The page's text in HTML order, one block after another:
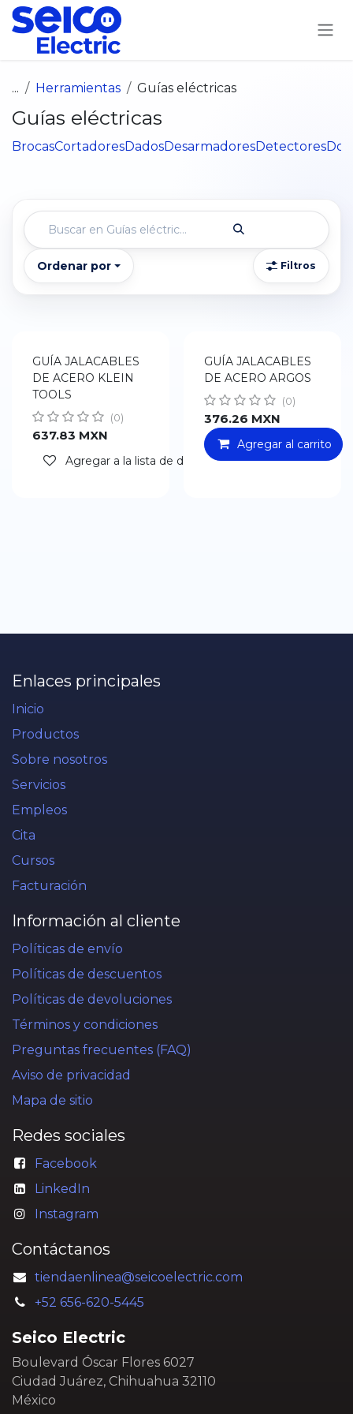
Ir al contenido
... Herramientas Guías eléctricas
Guías eléctricas
BrocasCortadoresDadosDesarmadoresDetectores
Ordenar por Filtros
GUÍA JALACABLES
DE ACERO KLEIN
TOOLS
(0)
637.83 MXN
Agregar a la lista de deseos
GUÍA JALACABLES
DE ACERO ARGOS
(0)
376.26 MXN
Agregar al carrito
Enlaces principales
Inicio
Productos
Sobre nosotros
Servicios
Empleos
Cita
Cursos
Facturación
Información al cliente
Políticas de envío
Políticas de descuentos
Políticas de devoluciones
Términos y condiciones
Preguntas frecuentes (FAQ)
Aviso de privacidad
Mapa de sitio
Redes sociales
Facebook
LinkedIn
Instagram
Contáctanos
tiendaenlinea@seicoelectric.com
+52 656-620-5445
Seico Electric
Boulevard Óscar Flores 6027
Ciudad Juárez, Chihuahua 32110
México